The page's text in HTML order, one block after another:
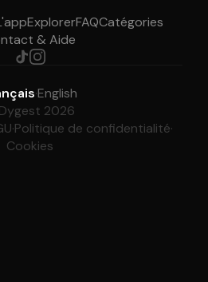
ExplorerFAQCatégories
& Aide
·English
2026
·Politique de confidentialité·
Cookies